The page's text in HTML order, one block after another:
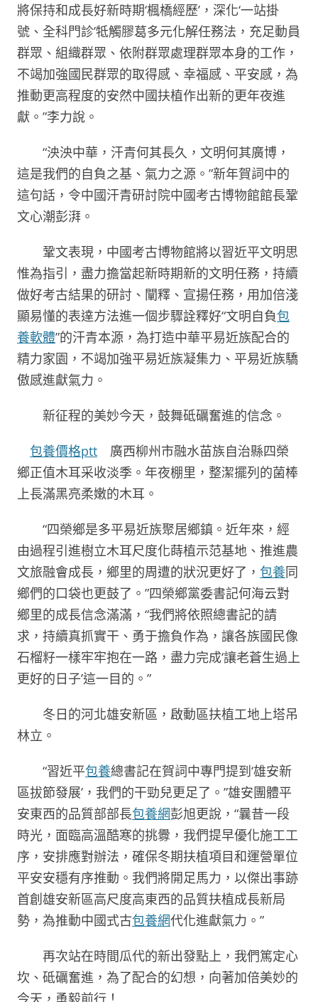
將保持和成長好新時期‘楓橋經歷’，深化‘一站掛
號、全科門診’牴觸膠葛多元化解任務法，充足動員
群眾、組織群眾、依附群眾處理群眾本身的工作，
不竭加強國民群眾的取得感、幸福感、平安感，為
推動更高程度的安然中國扶植作出新的更年夜進
獻。”李力說。
“泱泱中華，汗青何其長久，文明何其廣博，
這是我們的自負之基、氣力之源。”新年賀詞中的
這句話，令中國汗青研討院中國考古博物館館長鞏
文心潮彭湃。
鞏文表現，中國考古博物館將以習近平文明思
惟為指引，盡力擔當起新時期新的文明任務，持續
做好考古結果的研討、闡釋、宣揚任務，用加倍淺
顯易懂的表達方法進一個步驟詮釋好“文明自負包
養軟體”的汗青本源，為打造中華平易近族配合的
精力家園，不竭加強平易近族凝集力、平易近族驕
傲感進獻氣力。
新征程的美妙今天，鼓舞砥礪奮進的信念。
包養價格ptt 廣西柳州市融水苗族自治縣四榮
鄉正值木耳采收淡季。年夜棚里，整潔擺列的菌棒
上長滿黑亮柔嫩的木耳。
“四榮鄉是多平易近族聚居鄉鎮。近年來，經
由過程引進樹立木耳尺度化蒔植示范基地、推進農
文旅融會成長，鄉里的周遭的狀況更好了， 包養同
鄉們的口袋也更鼓了。”四榮鄉黨委書記何海云對
鄉里的成長信念滿滿，“我們將依照總書記的請
求，持續真抓實干、勇于擔負作為，讓各族國民像
石榴籽一樣牢牢抱在一路，盡力完成‘讓老蒼生過上
更好的日子’這一目的。”
冬日的河北雄安新區，啟動區扶植工地上塔吊
林立。
“習近平包養總書記在賀詞中專門提到‘雄安新
區拔節發展’，我們的干勁兒更足了。”雄安團體平
安東西的品質部部長包養網彭旭更說，“曩昔一段
時光，面臨高溫酷寒的挑釁，我們提早優化施工工
序，安排應對辦法，確保冬期扶植項目和運營單位
平安安穩有序推動。我們將開足馬力，以傑出事跡
首創雄安新區高尺度高東西的品質扶植成長新局
勢，為推動中國式古包養網代化進獻氣力。”
再次站在時間瓜代的新出發點上，我們篤定心
坎、砥礪奮進，為了配合的幻想，向著加倍美妙的
今天，勇毅前行！